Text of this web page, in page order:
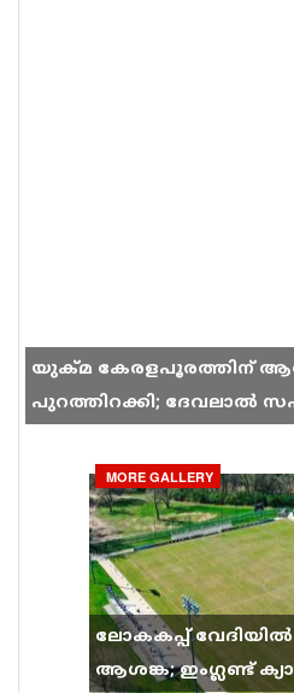
യുക്മ കേരളപൂരത്തിന്
പുറത്തിറക്കി; ദേവലാൽ
MORE GALLERY
ലോകകപ്പ്
ആശങ്ക; ഇംഗ്ലണ്ട്